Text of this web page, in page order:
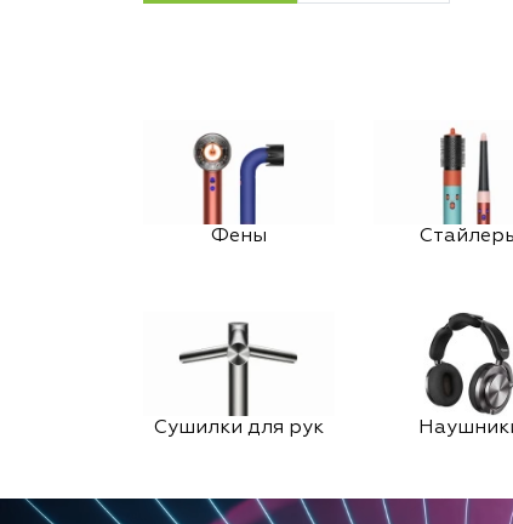
Фены
Сушилки для рук